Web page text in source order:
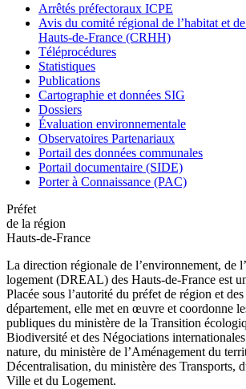
Arrêtés préfectoraux ICPE
Avis du comité régional de l’habitat et
Hauts-de-France (CRHH)
Téléprocédures
Statistiques
Publications
Cartographie et données SIG
Dossiers
Évaluation environnementale
Observatoires Partenariaux
Portail des données communales
Portail documentaire (SIDE)
Porter à Connaissance (PAC)
Préfet
de la région
Hauts-de-France
La direction régionale de l’environnement, de
logement (DREAL) des Hauts-de-France est
Placée sous l’autorité du préfet de région et
département, elle met en œuvre et coordonne
publiques du ministère de la Transition
Biodiversité et des Négociations
nature, du ministère de l’Aménagement du
Décentralisation, du ministère des Transports,
Ville et du Logement.